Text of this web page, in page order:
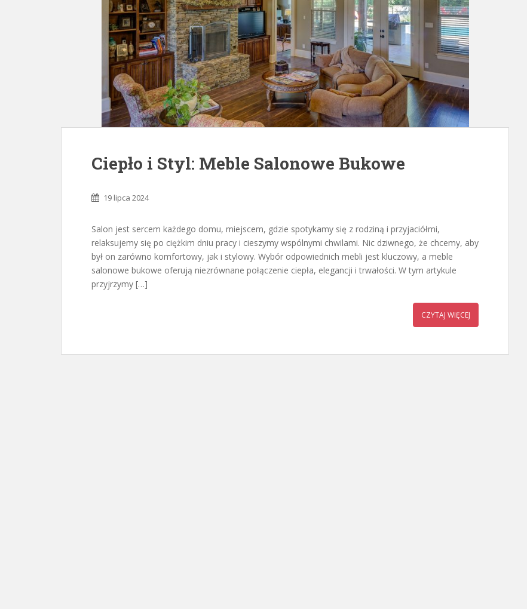
Ciepło i Styl: Meble Salonowe Bukowe
19 lipca 2024
Salon jest sercem każdego domu, miejscem, gdzie spotykamy się z rodziną i przyjaciółmi,
relaksujemy się po ciężkim dniu pracy i cieszymy wspólnymi chwilami. Nic dziwnego, że chcemy, aby
był on zarówno komfortowy, jak i stylowy. Wybór odpowiednich mebli jest kluczowy, a meble
salonowe bukowe oferują niezrównane połączenie ciepła, elegancji i trwałości. W tym artykule
przyjrzymy […]
CZYTAJ WIĘCEJ